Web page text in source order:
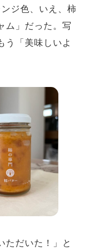
ジ色、いえ、柿
ム」だった。写
う「美味しいよ
ただいた！」と